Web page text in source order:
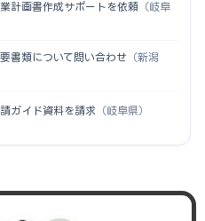
計画書作成サポートを依頼 （岐阜
書類について問い合わせ （新潟
ガイド資料を請求 （岐阜県）